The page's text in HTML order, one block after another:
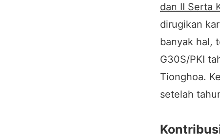
dan II Serta
dirugikan
banyak hal,
G30S/PKI
Tionghoa.
setelah